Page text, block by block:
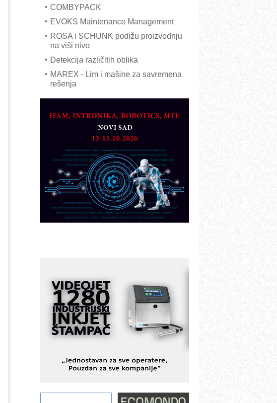
COMBYPACK
EVOKS Maintenance Management
ROSA i SCHUNK podižu proizvodnju
na viši nivo
Detekcija različitih oblika
MAREX - Lim i mašine za savremena
rešenja
Marcom-plast d.o.o.- vaš pouzdan
CTO - Prilagodite svoju toplinsku
PLC AKYTEC
AUKOM: Svetski standard metrologije
dostupan u Srbiji
MOTOMAN – NEXT-Robotika vođena
veštačkom inteligencijom
I.SAFE MOBILE revolucioniše
savremene industrijske i logističke
objekte
Alba d.o.o. – 35 godina preciznosti u
metrologiji i pametnim dozirnim
rešenjima
IBeRTIM - oprema za ispitivanje
STAUFF – Komponente koje
povećavaju pouzdanost hidrauličkih
YAMADA pumpe – japanska